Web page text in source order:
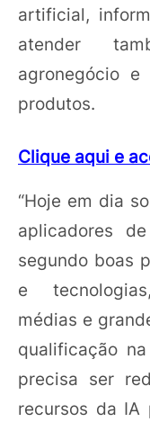
artificial,
atender
agronegócio
produtos.
Clique aqui e
“Hoje em dia
aplicadores
segundo boas
e
médias e
qualificação
precisa ser
recursos da IA